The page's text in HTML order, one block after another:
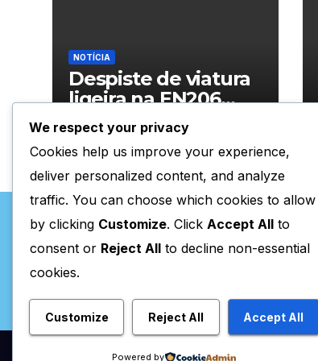
NOTÍCIA
Despiste de viatura
ligeira na EN206
junto ao
cruzamento Fornos
do Pinhal
07.08.2026
Valpaços Online
We respect your privacy
Cookies help us improve your experience,
deliver personalized content, and analyze
traffic. You can choose which cookies to allow
by clicking Customize. Click Accept All to
consent or Reject All to decline non-essential
cookies.
Customize Reject All Accept All
Powered by